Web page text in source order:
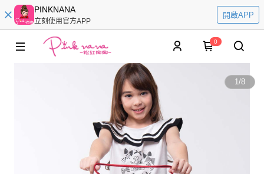
PINKNANA
立刻使用官方APP
開啟APP
0
1/8